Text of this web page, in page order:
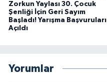
Zorkun Yaylası 30. Çocuk
Şenliği İçin Geri Sayım
Başladı! Yarışma Başvuruları
Açıldı
Yorumlar